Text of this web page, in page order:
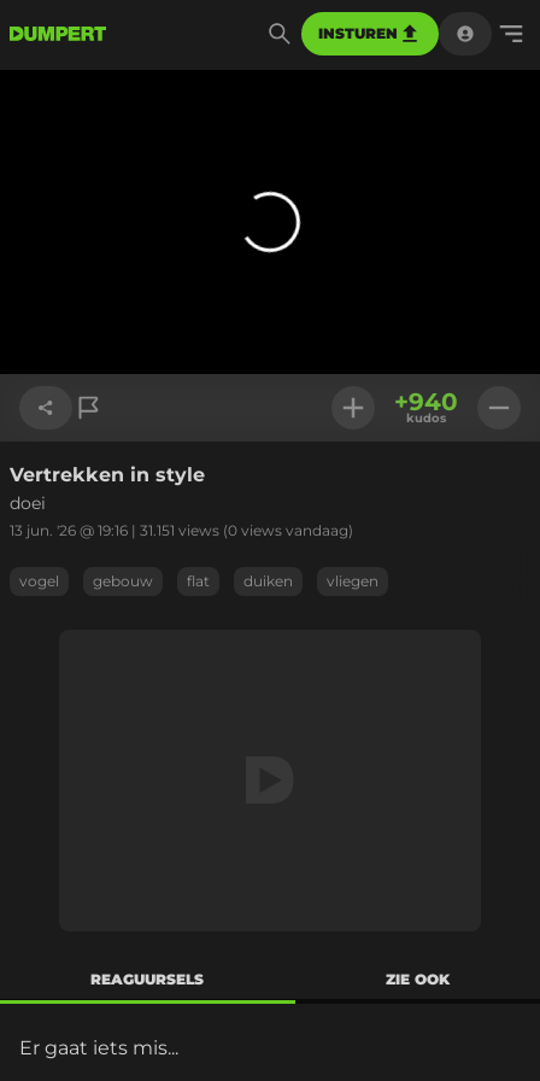
INSTUREN
Link kopiëren
+940
kudos
Vertrekken in style
doei
13 jun. '26 @ 19:16 | 31.151 views (0 views vandaag)
vogel gebouw flat duiken vliegen
REAGUURSELS ZIE OOK
Er gaat iets mis...